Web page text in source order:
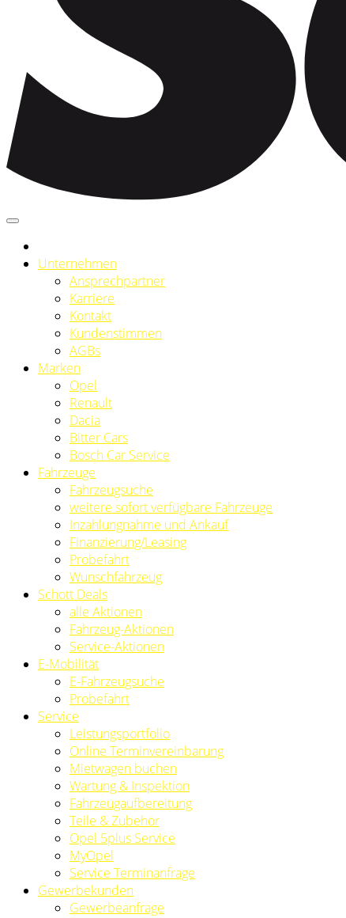
Unternehmen
Ansprechpartner
Karriere
Kontakt
Kundenstimmen
AGBs
Marken
Opel
Renault
Dacia
Bitter Cars
Bosch Car Service
Fahrzeuge
Fahrzeugsuche
weitere sofort verfügbare Fahrzeuge
Inzahlungnahme und Ankauf
Finanzierung/Leasing
Probefahrt
Wunschfahrzeug
Schott Deals
alle Aktionen
Fahrzeug-Aktionen
Service-Aktionen
E-Mobilität
E-Fahrzeugsuche
Probefahrt
Service
Leistungsportfolio
Online Terminvereinbarung
Mietwagen buchen
Wartung & Inspektion
Fahrzeugaufbereitung
Teile & Zubehör
Opel 5plus Service
MyOpel
Service Terminanfrage
Gewerbekunden
Gewerbeanfrage